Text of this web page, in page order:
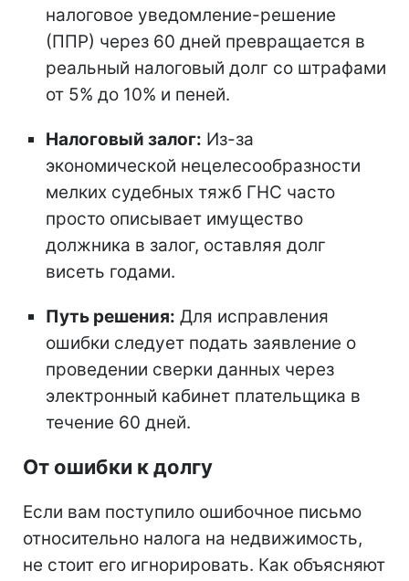
налоговое уведомление-решение
(ППР) через 60 дней превращается в
реальный налоговый долг со штрафами
от 5% до 10% и пеней.
Налоговый залог: Из-за
экономической нецелесообразности
мелких судебных тяжб ГНС часто
просто описывает имущество
должника в залог, оставляя долг
висеть годами.
Путь решения: Для исправления
ошибки следует подать заявление о
проведении сверки данных через
электронный кабинет плательщика в
течение 60 дней.
От ошибки к долгу
Если вам поступило ошибочное письмо
относительно налога на недвижимость,
не стоит его игнорировать. Как объясняют